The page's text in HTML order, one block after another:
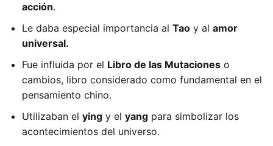
acción.
Le daba especial importancia al Tao y al amor
universal.
Fue influida por el Libro de las Mutaciones o
cambios, libro considerado como fundamental en el
pensamiento chino.
Utilizaban el ying y el yang para simbolizar los
acontecimientos del universo.